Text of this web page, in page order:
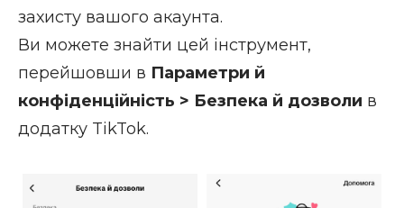
захисту вашого акаунта.
Ви можете знайти цей інструмент,
перейшовши в Параметри й
конфіденційність > Безпека й дозволи в
додатку TikTok.